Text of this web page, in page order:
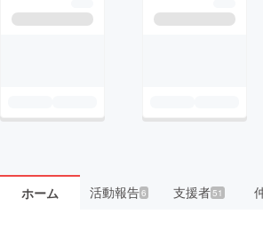
ホーム 活動報告6 支援者51